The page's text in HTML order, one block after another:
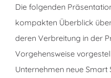
Die folgenden
kompakten Überblick
deren Verbreitung in der
Vorgehensweise
Unternehmen neue Smart